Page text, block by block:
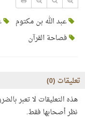
عبد الله بن مكتوم
فصاحة القرآن
تعليقات (0
)
هذه التعليقات لا تعبر
نظر أصحابها فقط.